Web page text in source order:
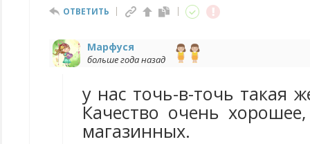
ОТВЕТИТЬ
Марфуся
больше года назад
у нас точь-в-точь такая
Качество очень
магазинных.